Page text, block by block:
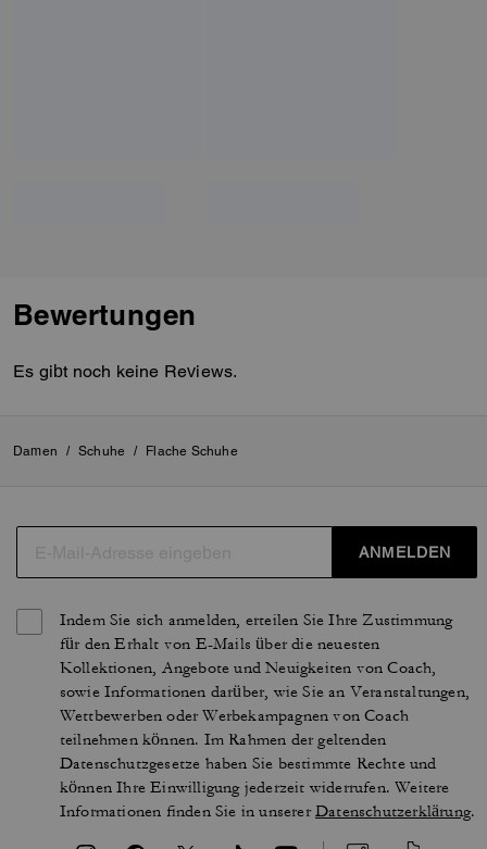
Bewertungen
Es gibt noch keine Reviews.
Damen / Schuhe / Flache Schuhe
ANMELDEN
Indem Sie sich anmelden, erteilen Sie Ihre Zustimmung
für den Erhalt von E-Mails über die neuesten
Kollektionen, Angebote und Neuigkeiten von Coach,
sowie Informationen darüber, wie Sie an Veranstaltungen,
Wettbewerben oder Werbekampagnen von Coach
teilnehmen können. Im Rahmen der geltenden
Datenschutzgesetze haben Sie bestimmte Rechte und
können Ihre Einwilligung jederzeit widerrufen. Weitere
Informationen finden Sie in unsererDatenschutzerklärung.